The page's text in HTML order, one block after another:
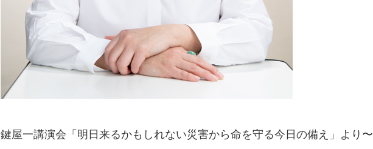
鍵屋一講演会「明日来るかもしれない災害から命を守る今日の備え」より〜